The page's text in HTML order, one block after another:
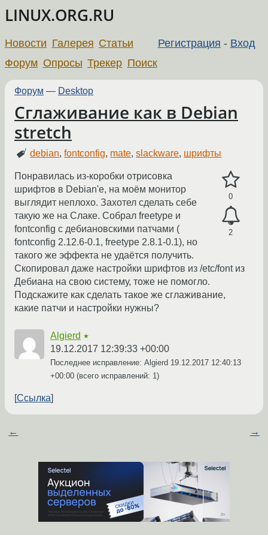
LINUX.ORG.RU
Регистрация - Вход
Новости Галерея Статьи
Форум Опросы Трекер Поиск
Форум — Desktop
Сглаживание как в Debian
stretch
debian,fontconfig, mate,slackware, шрифты
0
2
Понравилась из-коробки отрисовка
шрифтов в Debian'е, на моём монитор
выглядит неплохо. Захотел сделать себе
такую же на Слаке. Собрал freetype и
fontconfig с дебиановскими патчами (
fontconfig 2.12.6-0.1, freetype 2.8.1-0.1), но
такого же эффекта не удаётся получить.
Скопировал даже настройки шрифтов из /etc/font из
Дебиана на свою систему, тоже не помогло.
Подскажите как сделать такое же сглаживание,
какие патчи и настройки нужны?
Algierd ★
19.12.2017 12:39:33 +00:00
Последнее исправление: Algierd 19.12.2017 12:40:13
+00:00 (всего исправлений: 1)
Ссылка
← →